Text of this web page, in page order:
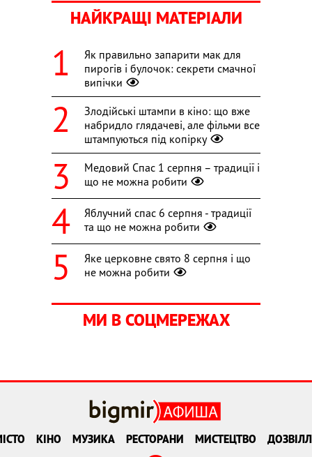
НАЙКРАЩІ МАТЕРІАЛИ
Як правильно запарити мак для
пирогів і булочок: секрети смачної
випічки
Злодійські штампи в кіно: що вже
набридло глядачеві, але фільми все
штампуються під копірку
Медовий Спас 1 серпня – традиції і
що не можна робити
Яблучний спас 6 серпня - традиції
та що не можна робити
Яке церковне свято 8 серпня і що
не можна робити
МИ В СОЦМЕРЕЖАХ
КІНО МУЗИКА РЕСТОРАНИ МИСТЕЦТВО